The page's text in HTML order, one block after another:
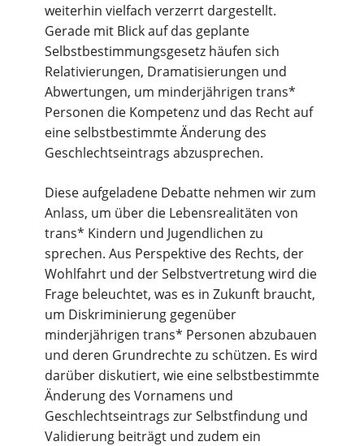
weiterhin vielfach verzerrt dargestellt.
Gerade mit Blick auf das geplante
Selbstbestimmungsgesetz häufen sich
Relativierungen, Dramatisierungen und
Abwertungen, um minderjährigen trans*
Personen die Kompetenz und das Recht auf
eine selbstbestimmte Änderung des
Geschlechtseintrags abzusprechen.
Diese aufgeladene Debatte nehmen wir zum
Anlass, um über die Lebensrealitäten von
trans* Kindern und Jugendlichen zu
sprechen. Aus Perspektive des Rechts, der
Wohlfahrt und der Selbstvertretung wird die
Frage beleuchtet, was es in Zukunft braucht,
um Diskriminierung gegenüber
minderjährigen trans* Personen abzubauen
und deren Grundrechte zu schützen. Es wird
darüber diskutiert, wie eine selbstbestimmte
Änderung des Vornamens und
Geschlechtseintrags zur Selbstfindung und
Validierung beiträgt und zudem ein